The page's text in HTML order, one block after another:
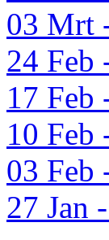
03 Mrt
24 Feb
17 Feb
10 Feb
03 Feb
27 Jan